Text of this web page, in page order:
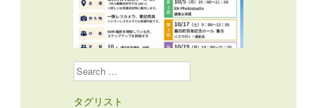
Search
タグリスト